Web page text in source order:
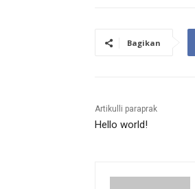
Bagikan
Artikulli paraprak
Hello world!